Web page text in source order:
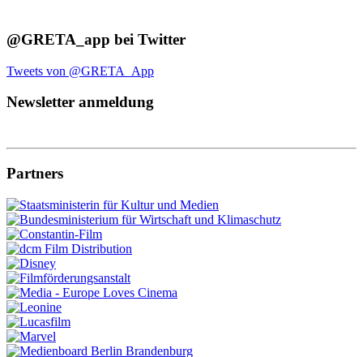
@GRETA_app bei Twitter
Tweets von @GRETA_App
Newsletter anmeldung
Partners